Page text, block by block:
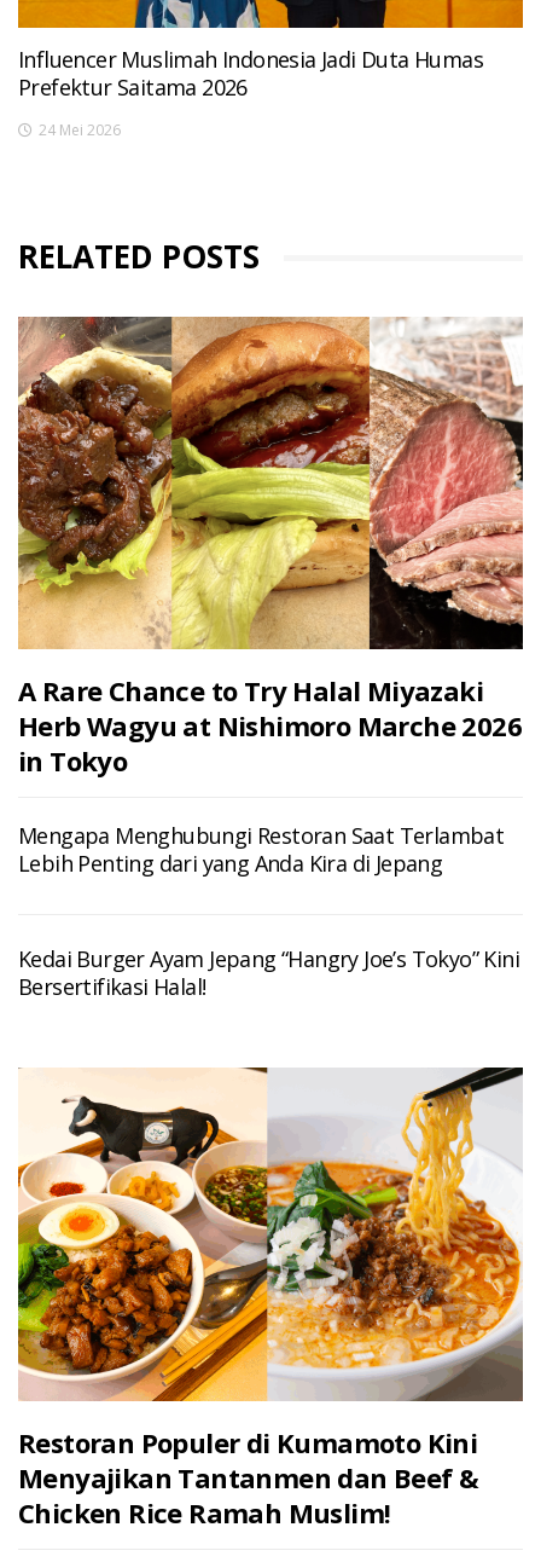
Influencer Muslimah Indonesia Jadi Duta Humas
Prefektur Saitama 2026
24 Mei 2026
RELATED POSTS
A Rare Chance to Try Halal Miyazaki
Herb Wagyu at Nishimoro Marche 2026
in Tokyo
Mengapa Menghubungi Restoran Saat Terlambat
Lebih Penting dari yang Anda Kira di Jepang
Kedai Burger Ayam Jepang “Hangry Joe’s Tokyo” Kini
Bersertifikasi Halal!
Restoran Populer di Kumamoto Kini
Menyajikan Tantanmen dan Beef &
Chicken Rice Ramah Muslim!